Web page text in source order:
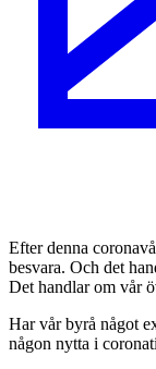
Efter denna
besvara. Och det
Det handlar om vår
Har vår byrå något
någon nytta i